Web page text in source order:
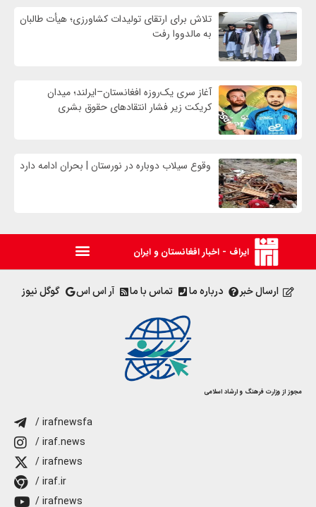
تلاش برای ارتقای تولیدات کشاورزی؛ هیأت طالبان
به مالدووا رفت
آغاز سری یک‌روزه افغانستان–ایرلند؛ میدان
کریکت زیر فشار انتقادهای حقوق بشری
وقوع سیلاب دوباره در نورستان | بحران ادامه دارد
ایراف - اخبار افغانستان و ایران
ارسال خبر درباره ما تماس با ما آر اس اس گوگل نیوز
مجوز از وزارت فرهنگ و ارشاد اسلامی
/ irafnewsfa
/ iraf.news
/ irafnews
/ iraf.ir
/ irafnews